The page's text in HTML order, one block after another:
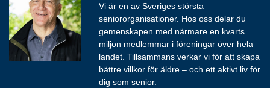
Vi är en av Sveriges största
seniororganisationer. Hos oss delar du
gemenskapen med närmare en kvarts
miljon medlemmar i föreningar över hela
landet. Tillsammans verkar vi för att skapa
bättre villkor för äldre – och ett aktivt liv för
dig som senior.